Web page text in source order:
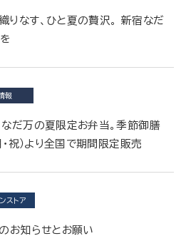
なす、ひと夏の贅沢。 新宿なだ
報
だ万の夏限定お弁当。季節御膳
・祝）より全国で期間限定販売
ストア
お知らせとお願い